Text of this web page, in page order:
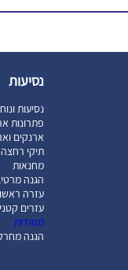
נסיעות
נסיעות
פתרונות
ארנקים
תיקי רחצה
מחנאות
הגנה
עזרה
עזרים
מזוודות
הגנה